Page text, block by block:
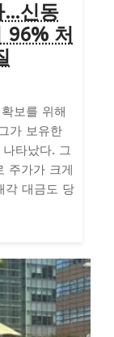
…신동
96% 처
보를 위해
가 보유한
타났다. 그
주가가 크게
각 대금도 당